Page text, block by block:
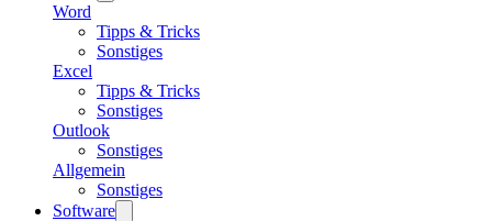
Word
Tipps & Tricks
Sonstiges
Excel
Tipps & Tricks
Sonstiges
Outlook
Sonstiges
Allgemein
Sonstiges
Software